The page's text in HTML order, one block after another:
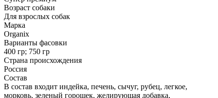
Возраст собаки
Для взрослых собак
Марка
Organix
Варианты фасовки
400 гр; 750 гр
Страна происхождения
Россия
Состав
В состав входит индейка, печень, сычуг, рубец, легкое,
морковь, зеленый горошек, желирующая добавка,